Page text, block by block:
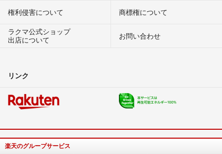
権利侵害について
商標権について
ラクマ公式ショップ
出店について
お問い合わせ
リンク
楽天のグループサービス